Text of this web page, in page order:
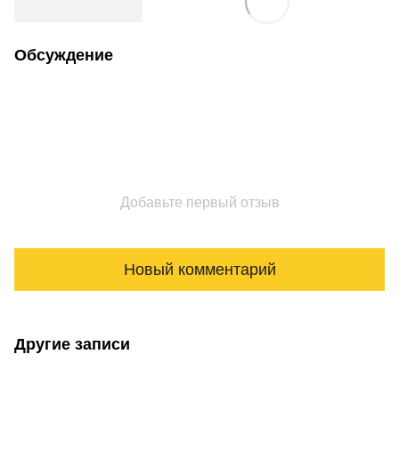
Обсуждение
Добавьте первый отзыв
Новый комментарий
Другие записи